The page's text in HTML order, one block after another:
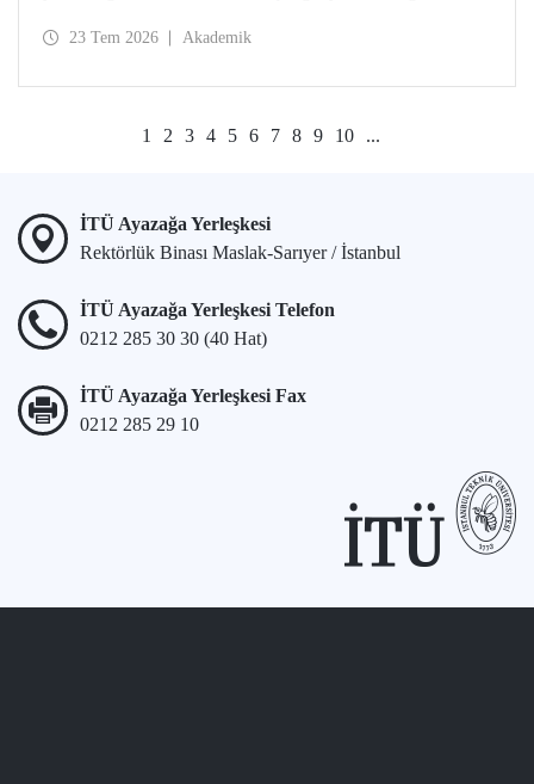
geliştirmek için bir mutabakat zaptı (MoU) imzalandı.
23 Tem 2026 Akademik
1 2 3 4 5 6 7 8 9 10 ...
İTÜ Ayazağa Yerleşkesi
Rektörlük Binası Maslak-Sarıyer / İstanbul
İTÜ Ayazağa Yerleşkesi Telefon
0212 285 30 30 (40 Hat)
İTÜ Ayazağa Yerleşkesi Fax
0212 285 29 10